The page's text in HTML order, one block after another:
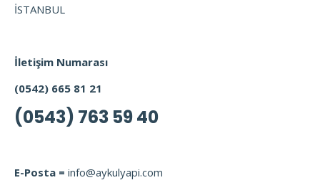
İSTANBUL
İletişim Numarası
(0542) 665 81 21
(0543) 763 59 40
E-Posta = info@aykulyapi.com